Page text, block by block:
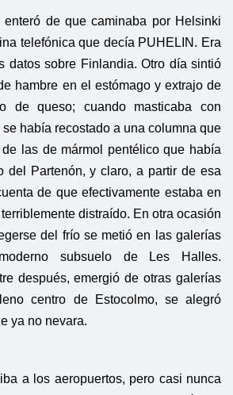
de que caminaba por Helsinki
telefónica que decía PUHELIN. Era
datos sobre Finlandia. Otro día sintió
hambre en el estómago y extrajo de
de queso; cuando masticaba con
había recostado a una columna que
las de mármol pentélico que había
del Partenón, y claro, a partir de esa
de que efectivamente estaba en
distraído. En otra ocasión
del frío se metió en las galerías
subsuelo de Les Halles.
después, emergió de otras galerías
centro de Estocolmo, se alegró
ya no nevara.
a los aeropuertos, pero casi nunca